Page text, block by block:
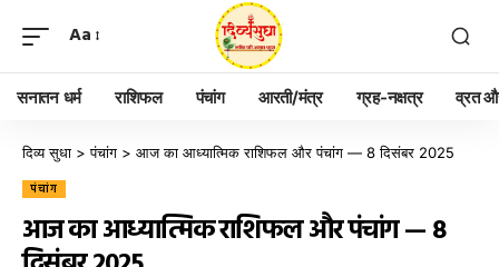
Aa
सनातन धर्म राशिफल पंचांग आरती/मंत्र ग्रह-नक्षत्र व्रत
दिव्य सुधा >पंचांग > आज का आध्यात्मिक राशिफल और पंचांग — 8 दिसंबर 2025
पंचांग
आज का आध्यात्मिक राशिफल और पंचांग — 8